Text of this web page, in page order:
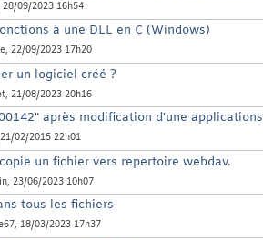
28/09/2023 16h54
à une DLL en C (Windows)
, 22/09/2023 17h20
un logiciel créé ?
, 21/08/2023 20h16
après modification d'une applications
02/2015 22h01
un fichier vers repertoire webdav.
, 23/06/2023 10h07
tous les fichiers
, 18/03/2023 17h37